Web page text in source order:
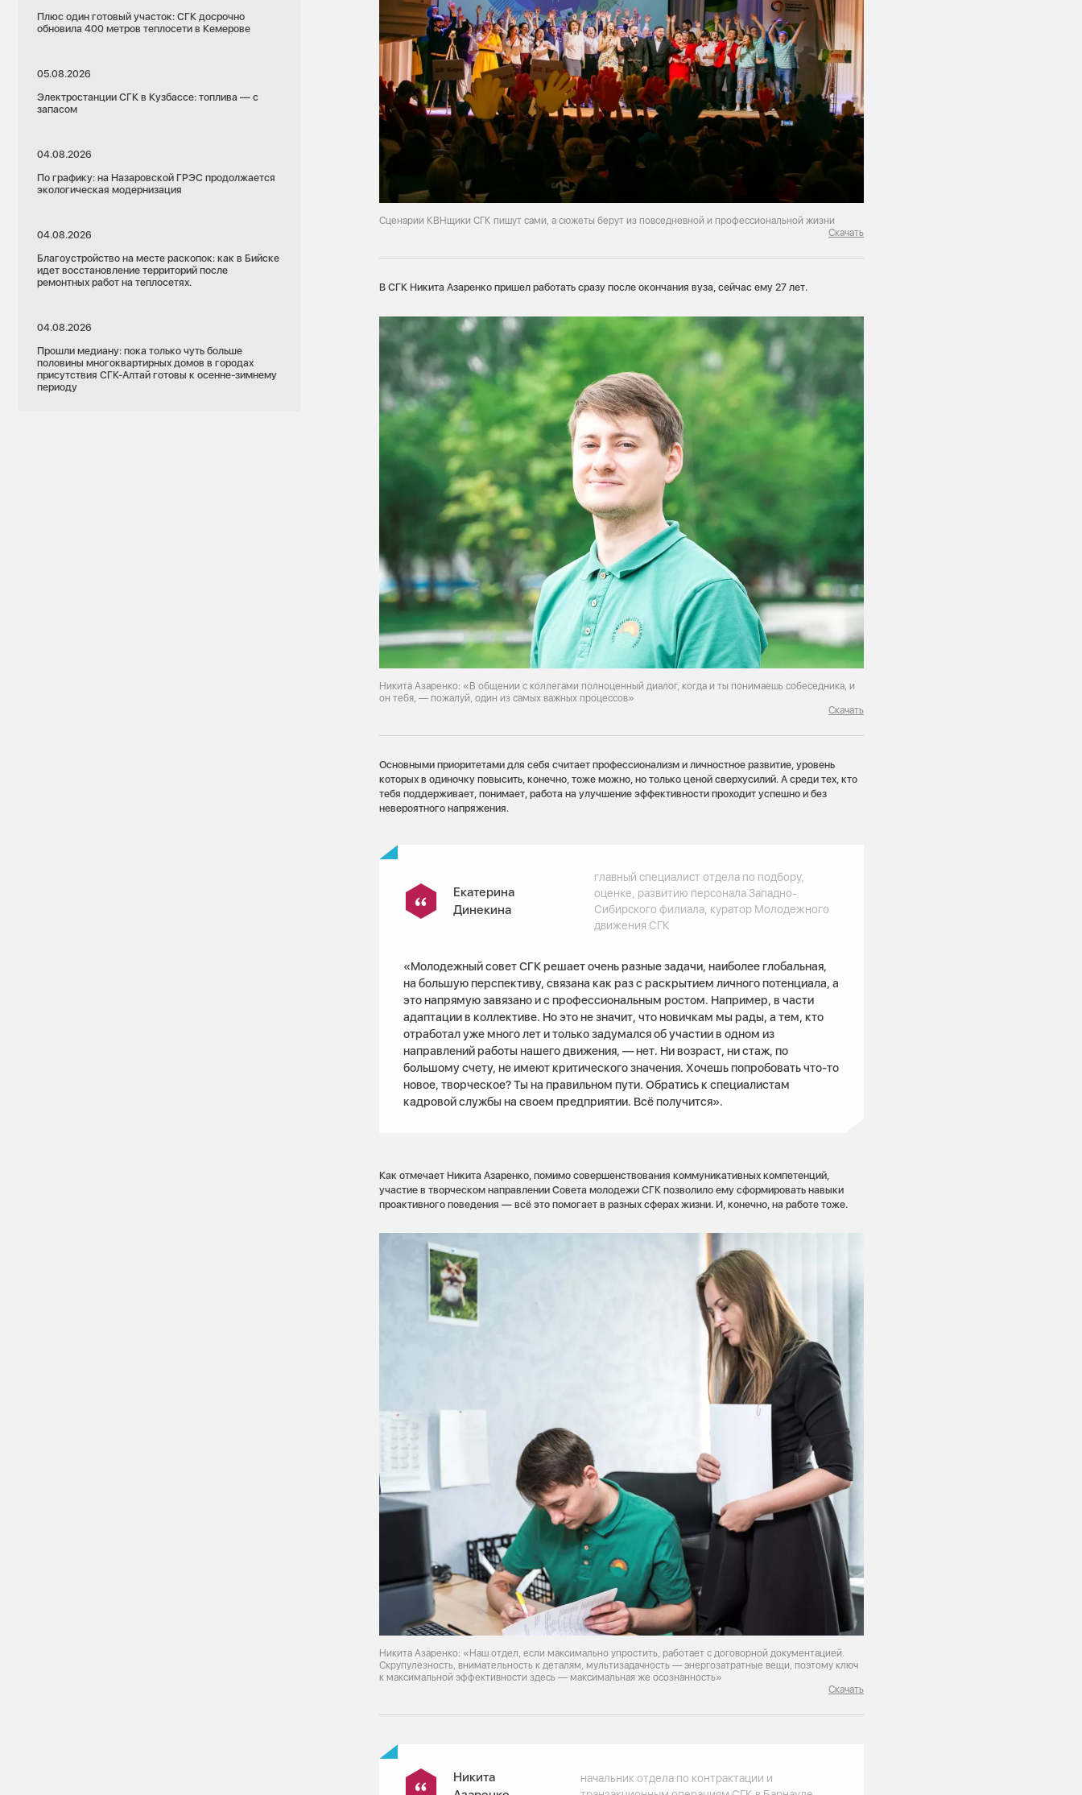
Плюс один готовый участок: СГК досрочно
обновила 400 метров теплосети в Кемерове
05.08.2026
Электростанции СГК в Кузбассе: топлива — с
запасом
04.08.2026
По графику: на Назаровской ГРЭС продолжается
экологическая модернизация
04.08.2026
Благоустройство на месте раскопок: как в Бийске
идет восстановление территорий после
ремонтных работ на теплосетях.
04.08.2026
Прошли медиану: пока только чуть больше
половины многоквартирных домов в городах
присутствия СГК-Алтай готовы к осенне-зимнему
периоду
Сценарии КВНщики СГК пишут сами, а сюжеты берут из повседневной и профессиональной жизни
Скачать
В СГК Никита Азаренко пришел работать сразу после окончания вуза, сейчас ему 27 лет.
Никита Азаренко: «В общении с коллегами полноценный диалог, когда и ты понимаешь собеседника, и
он тебя, — пожалуй, один из самых важных процессов»
Скачать
Основными приоритетами для себя считает профессионализм и личностное развитие, уровень
которых в одиночку повысить, конечно, тоже можно, но только ценой сверхусилий. А среди тех, кто
тебя поддерживает, понимает, работа на улучшение эффективности проходит успешно и без
невероятного напряжения.
Екатерина
Динекина
главный специалист отдела по подбору,
оценке, развитию персонала Западно-
Сибирского филиала, куратор Молодежного
движения СГК
«Молодежный совет СГК решает очень разные задачи, наиболее глобальная,
на большую перспективу, связана как раз с раскрытием личного потенциала, а
это напрямую завязано и с профессиональным ростом. Например, в части
адаптации в коллективе. Но это не значит, что новичкам мы рады, а тем, кто
отработал уже много лет и только задумался об участии в одном из
направлений работы нашего движения, — нет. Ни возраст, ни стаж, по
большому счету, не имеют критического значения. Хочешь попробовать что-то
новое, творческое? Ты на правильном пути. Обратись к специалистам
кадровой службы на своем предприятии. Всё получится».
Как отмечает Никита Азаренко, помимо совершенствования коммуникативных компетенций,
участие в творческом направлении Совета молодежи СГК позволило ему сформировать навыки
проактивного поведения — всё это помогает в разных сферах жизни. И, конечно, на работе тоже.
Никита Азаренко: «Наш отдел, если максимально упростить, работает с договорной документацией.
Скрупулезность, внимательность к деталям, мультизадачность — энергозатратные вещи, поэтому ключ
к максимальной эффективности здесь — максимальная же осознанность»
Скачать
Никита
начальник отдела по контрактации и